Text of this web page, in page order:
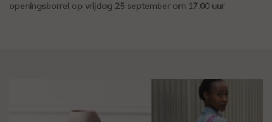
openingsborrel op vrijdag 25 september om 17.00 uur